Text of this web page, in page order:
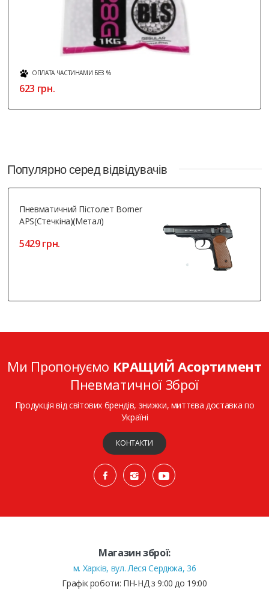
ОПЛАТА ЧАСТИНАМИ БЕЗ %
623 грн.
Популярно серед відвідувачів
Пневматичний Пістолет Borner
APS(Стечкіна)(метал)
5429 грн.
Ми Пропонуємо КРАЩИЙ Асортимент
Пневматичної Зброї
Продукція від світових брендів, знижки, миттєва доставка по
Україні
КОНТАКТИ
Магазин зброї:
м. Харків, вул. Леся Сердюка, 36
Графік роботи: ПН-НД з 9:00 до 19:00